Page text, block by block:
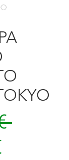
Prezzo